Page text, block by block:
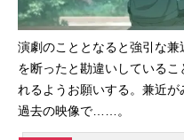
コ
督：
香、
Vア
品情
演劇のこととなると強引な
を断ったと勘違いしているこ
れるようお願いする。兼近
過去の映像で……。